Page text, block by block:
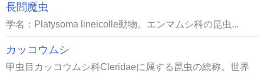
長閻魔虫
学名：Platysoma lineicolle動物。エンマムシ科の昆虫...
カッコウムシ
甲虫目カッコウムシ科Cleridaeに属する昆虫の総称。世界